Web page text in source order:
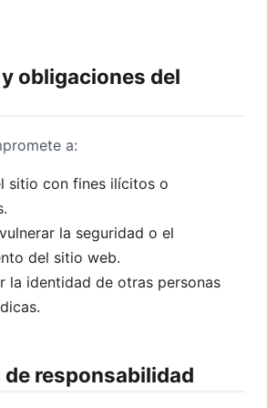
obligaciones del
a:
sitio con fines ilícitos o
la seguridad o el
del sitio web.
la identidad de otras personas
de responsabilidad